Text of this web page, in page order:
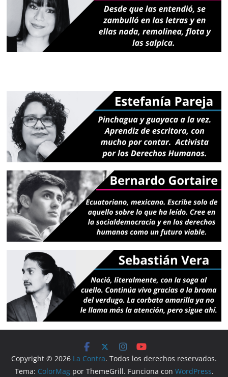
Copyright © 2026 La Contra. Todos los derechos reservados.
Tema: ColorMagpor ThemeGrill. Funciona con WordPress.